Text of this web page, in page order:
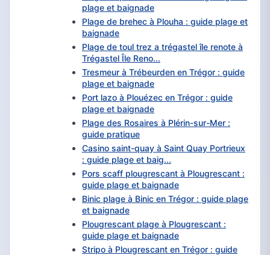
plage et baignade
Plage de brehec à Plouha : guide plage et
baignade
Plage de toul trez a trégastel île renote à
Trégastel Île Reno...
Tresmeur à Trébeurden en Trégor : guide
plage et baignade
Port lazo à Plouézec en Trégor : guide
plage et baignade
Plage des Rosaires à Plérin-sur-Mer :
guide pratique
Casino saint-quay à Saint Quay Portrieux
: guide plage et baig...
Pors scaff plougrescant à Plougrescant :
guide plage et baignade
Binic plage à Binic en Trégor : guide plage
et baignade
Plougrescant plage à Plougrescant :
guide plage et baignade
Stripo à Plougrescant en Trégor : guide